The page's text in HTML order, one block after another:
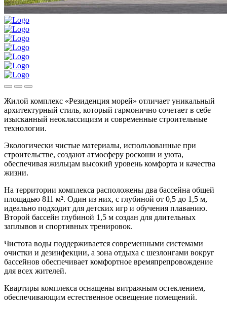
Жилой комплекс «Резиденция морей» отличает уникальный
архитектурный стиль, который гармонично сочетает в себе
изысканный неоклассицизм и современные строительные
технологии.
Экологически чистые материалы, использованные при
строительстве, создают атмосферу роскоши и уюта,
обеспечивая жильцам высокий уровень комфорта и качества
жизни.
На территории комплекса расположены два бассейна общей
площадью 811 м². Один из них, с глубиной от 0,5 до 1,5 м,
идеально подходит для детских игр и обучения плаванию.
Второй бассейн глубиной 1,5 м создан для длительных
заплывов и спортивных тренировок.
Чистота воды поддерживается современными системами
очистки и дезинфекции, а зона отдыха с шезлонгами вокруг
бассейнов обеспечивает комфортное времяпрепровождение
для всех жителей.
Квартиры комплекса оснащены витражным остеклением,
обеспечивающим естественное освещение помещений.